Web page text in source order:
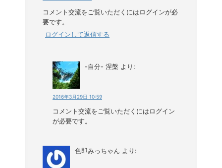
コメント交流をご覧いただくにはログインが必
要です。
ログインして返信する
-自分- 涅槃 より:
2016年3月29日 10:59
コメント交流をご覧いただくにはログイン
が必要です。
色即みっちゃん より: